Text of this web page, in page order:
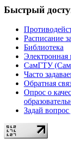
Быстрый
Расписание
Библиотека
Электронная
СамГТУ
Часто
Обратная
Опрос о
Задай